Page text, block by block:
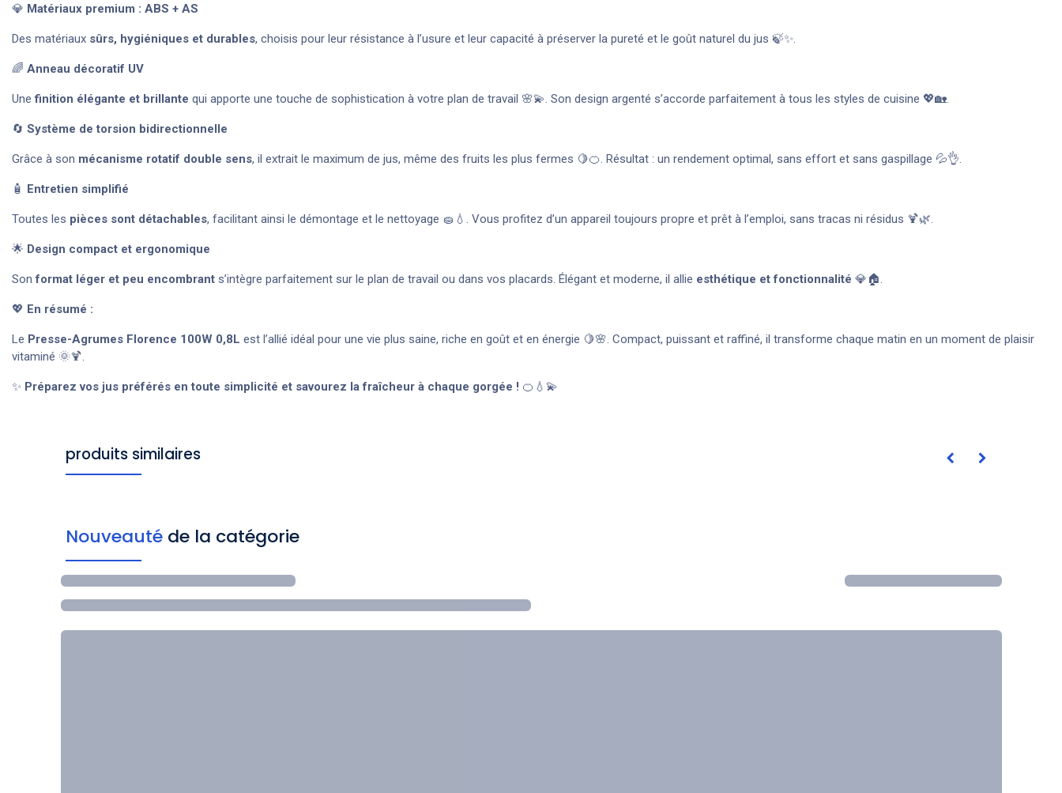
💎 Matériaux premium : ABS + AS
Des matériaux sûrs, hygiéniques et durables, choisis pour leur résistance à l’usure et leur capacité à préserver la pureté et le goût naturel du jus 🍃✨.
🌈 Anneau décoratif UV
Unefinition élégante et brillante qui apporte une touche de sophistication à votre plan de travail 🌸💫. Son design argenté s’accorde parfaitement à tous les styles de cuisine 💖🏡.
🔄 Système de torsion bidirectionnelle
Grâce à son mécanisme rotatif double sens, il extrait le maximum de jus, même des fruits les plus fermes 🍋🍊. Résultat : un rendement optimal, sans effort et sans gaspillage 💦👌.
🧴 Entretien simplifié
Toutes les pièces sont détachables, facilitant ainsi le démontage et le nettoyage 🧽💧. Vous profitez d’un appareil toujours propre et prêt à l’emploi, sans tracas ni résidus 🍹🌿.
🌟 Design compact et ergonomique
Sonformat léger et peu encombrant s’intègre parfaitement sur le plan de travail ou dans vos placards. Élégant et moderne, il allie esthétique et fonctionnalité 💎🏠.
💖 En résumé :
Le Presse-Agrumes Florence 100W 0,8L est l’allié idéal pour une vie plus saine, riche en goût et en énergie 🍋🌸. Compact, puissant et raffiné, il transforme chaque matin en un moment de plaisir
vitaminé 🌞🍹.
✨ Préparez vos jus préférés en toute simplicité et savourez la fraîcheur à chaque gorgée ! 🍊💧💫
produits similaires
Nouveauté de la catégorie